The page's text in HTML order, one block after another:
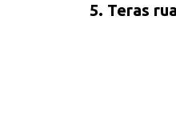
5. Teras